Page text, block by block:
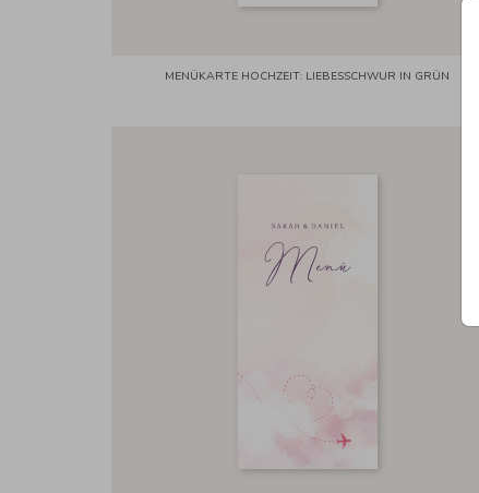
MENÜKARTE HOCHZEIT: LIEBESSCHWUR IN GRÜN